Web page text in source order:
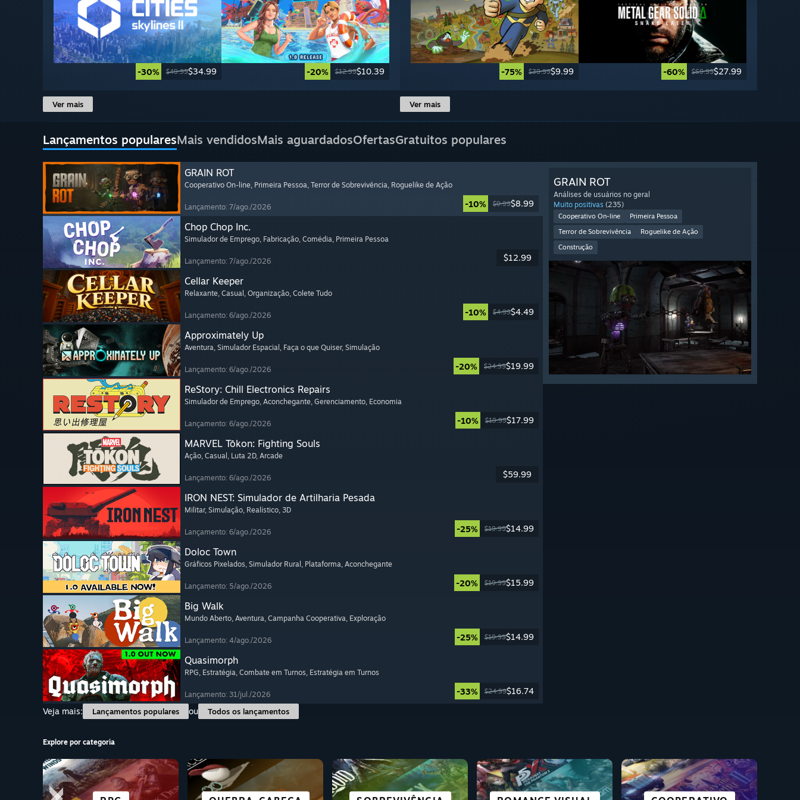
-30% $49.99$34.99 -20% $12.99$10.39
Ver mais
-75% $39.99$9.99 -60% $69.99$27.99
Ver mais
Lançamentos popularesMais vendidosMais aguardadosOfertasGratuitos populares
GRAIN ROT
Cooperativo On-line, Primeira Pessoa, Terror de Sobrevivência, Roguelike de Ação
Lançamento: 7/ago./2026 -10% $9.99$8.99
Chop Chop Inc.
Simulador de Emprego, Fabricação, Comédia, Primeira Pessoa
Lançamento: 7/ago./2026 $12.99
Cellar Keeper
Relaxante, Casual , Organização, Colete Tudo
Lançamento: 6/ago./2026 -10% $4.99$4.49
Approximately Up
Aventura, Simulador Espacial , Faça o que Quiser, Simulação
Lançamento: 6/ago./2026 -20% $24.99$19.99
ReStory: Chill Electronics Repairs
Simulador de Emprego, Aconchegante, Gerenciamento, Economia
Lançamento: 6/ago./2026 -10% $19.99$17.99
MARVEL Tōkon: Fighting Souls
Ação, Casual , Luta 2D, Arcade
Lançamento: 6/ago./2026 $59.99
IRON NEST: Simulador de Artilharia Pesada
Militar, Simulação, Realístico, 3D
Lançamento: 6/ago./2026 -25% $19.99$14.99
Doloc Town
Gráficos Pixelados, Simulador Rural , Plataforma, Aconchegante
Lançamento: 5/ago./2026 -20% $19.99$15.99
Big Walk
Mundo Aberto, Aventura, Campanha Cooperativa, Exploração
Lançamento: 4/ago./2026 -25% $19.99$14.99
Quasimorph
RPG, Estratégia, Combate em Turnos, Estratégia em Turnos
Lançamento: 31/jul./2026 -33% $24.99$16.74
Veja mais:
Lançamentos populares ou Todos os lançamentos
GRAIN ROT
Análises de usuários no geral
Muito positivas (235)
Cooperativo On-line
Primeira Pessoa
Terror de Sobrevivência
Roguelike de Ação
Construção
Explore por categoria
CIDADES E
GRATUITOS PARA